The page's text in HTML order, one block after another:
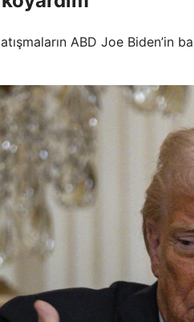
ABD Joe Biden’in